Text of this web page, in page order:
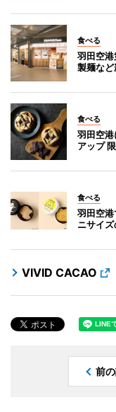
食べる
羽田空
製麺など
食べる
羽田空
アップ
食べる
羽田空港
ニサイ
VIVID CACAO
前